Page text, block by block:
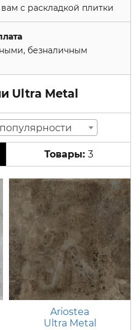
с раскладкой плитки
безналичным
Ultra Metal
3
Ariostea
Ultra Metal